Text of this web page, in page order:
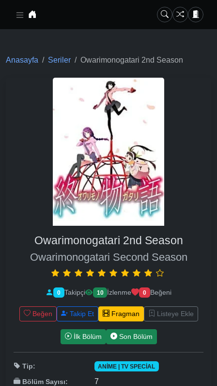
Anasayfa Seriler Owarimonogatari 2nd Season
Owarimonogatari 2nd Season
Owarimonogatari Second Season
0 Takipçi 10 İzlenme 0 Beğeni
Beğen Takip Et Fragman Listeye Ekle
İlk Bölüm Son Bölüm
Tip: ANIME | TV SPECIAL
Bölüm Sayısı: 7